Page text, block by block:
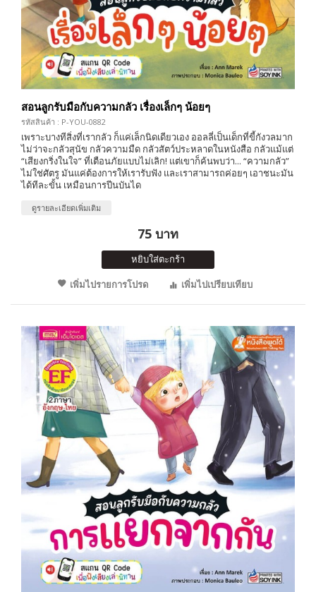
สอนลูกรับมือกับความกลัว เรื่องเล็กๆ น้อยๆ
รหัสสินค้า : P-YOU-0882
เพราะบางทีสิ่งที่เรากลัว ก็แค่เล็กนิดเดียวเอง ออลลี่เป็นเด็กที่ขี้กังวลมาก
ไม่ว่าจะกลัวสุนัข กลัวความมืด กลัวสัตว์ประหลาดในหนังสือ กลัวแม้แต่
“เสียงกริ่งในใจ” ที่เตือนภัยแบบไม่เลิก! แต่เขาก็ค้นพบว่า... “ความกลัว”
ไม่ใช่ศัตรู มันแค่ต้องการให้เรารับฟัง และเราสามารถค่อยๆ เอาชนะมัน
ได้ทีละขั้น เหมือนการปีนบันได
ดูรายละเอียดเพิ่มเติม
75 บาท
หยิบใส่ตะกร้า
เพิ่มไปรายการโปรด
เพิ่มไปเปรียบเทียบ